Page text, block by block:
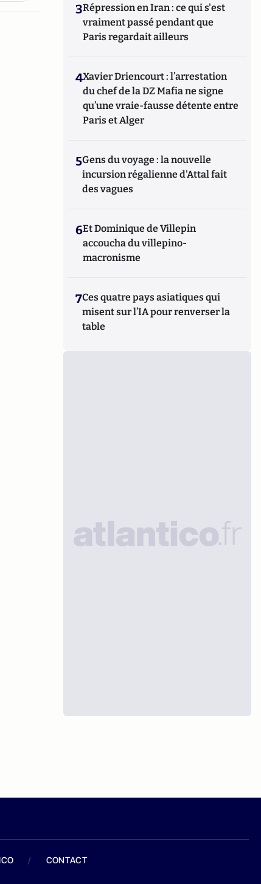
3Répression en Iran : ce qui s'est
vraiment passé pendant que
Paris regardait ailleurs
4Xavier Driencourt : l’arrestation
du chef de la DZ Mafia ne signe
qu’une vraie-fausse détente entre
Paris et Alger
5Gens du voyage : la nouvelle
incursion régalienne d'Attal fait
des vagues
6Et Dominique de Villepin
accoucha du villepino-
macronisme
7Ces quatre pays asiatiques qui
misent sur l’IA pour renverser la
table
/ CONTACT